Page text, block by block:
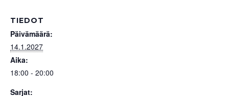
TIEDOT
Päivämäärä:
14.1.2027
Aika:
18:00 - 20:00
Sarjat: